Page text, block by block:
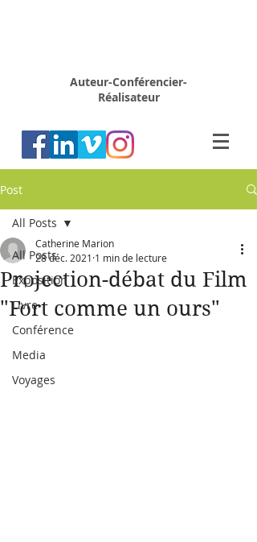
Auteur-Conférencier-
Réalisateur
Post
All Posts
Exposition
Livre
Conférence
Media
Voyages
All Posts
Projection-débat du Film
"Fort comme un ours"
Catherine Marion
28 déc. 2021 1 min de lecture